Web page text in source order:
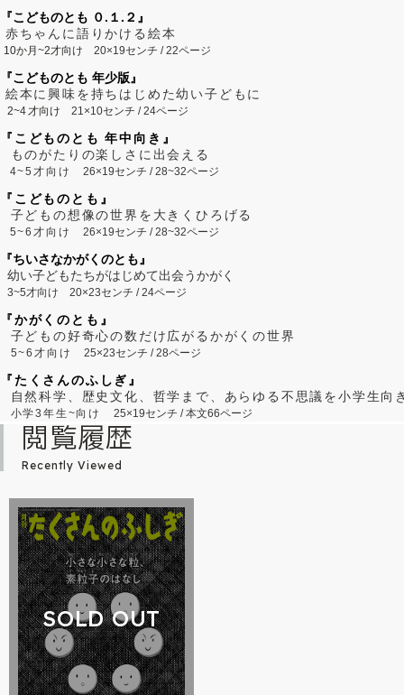
『こどものとも ０.１.２』
赤ちゃんに語りかける絵本
10か月~2才向け 20×19センチ / 22ページ
『こどものとも 年少版』
絵本に興味を持ちはじめた幼い子どもに
2~4才向け 21×10センチ / 24ページ
『こどものとも 年中向き』
ものがたりの楽しさに出会える
4~5才向け26×19センチ / 28~32ページ
『こどものとも』
子どもの想像の世界を大きくひろげる
5~6才向け26×19センチ / 28~32ページ
『ちいさなかがくのとも』
幼い子どもたちがはじめて出会うかがく
3~5才向け 20×23センチ / 24ページ
『かがくのとも』
子どもの好奇心の数だけ広がるかがくの世界
5~6才向け25×23センチ / 28ページ
『たくさんのふしぎ』
自然科学、歴史文化、哲学まで、あらゆる不思議を小学生向
小学3年生~向け 25×19センチ / 本文66ページ
閲覧履歴
Recently Viewed
SOLD OUT